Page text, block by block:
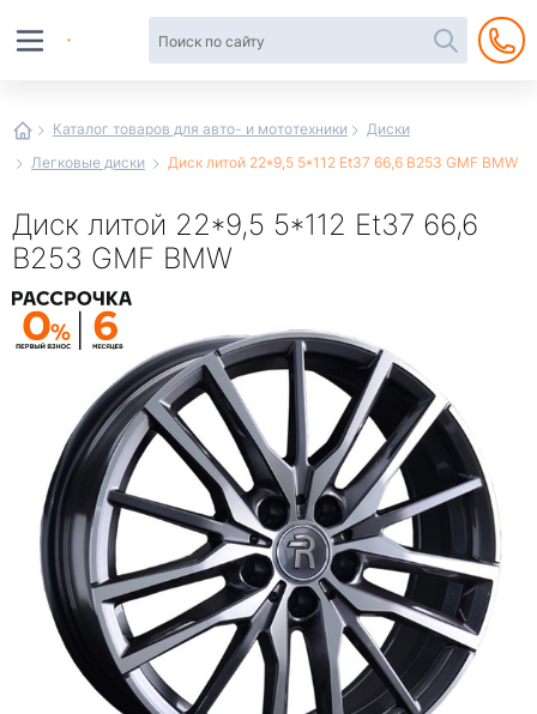
Каталог товаров для авто- и мототехники
Диски
Легковые диски
Диск литой 22*9,5 5*112 Et37 66,6 B253 GMF BMW
Диск литой 22*9,5 5*112 Et37 66,6
B253 GMF BMW
интернет-